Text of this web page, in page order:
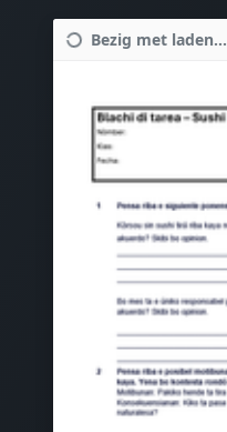
Bezig met laden...